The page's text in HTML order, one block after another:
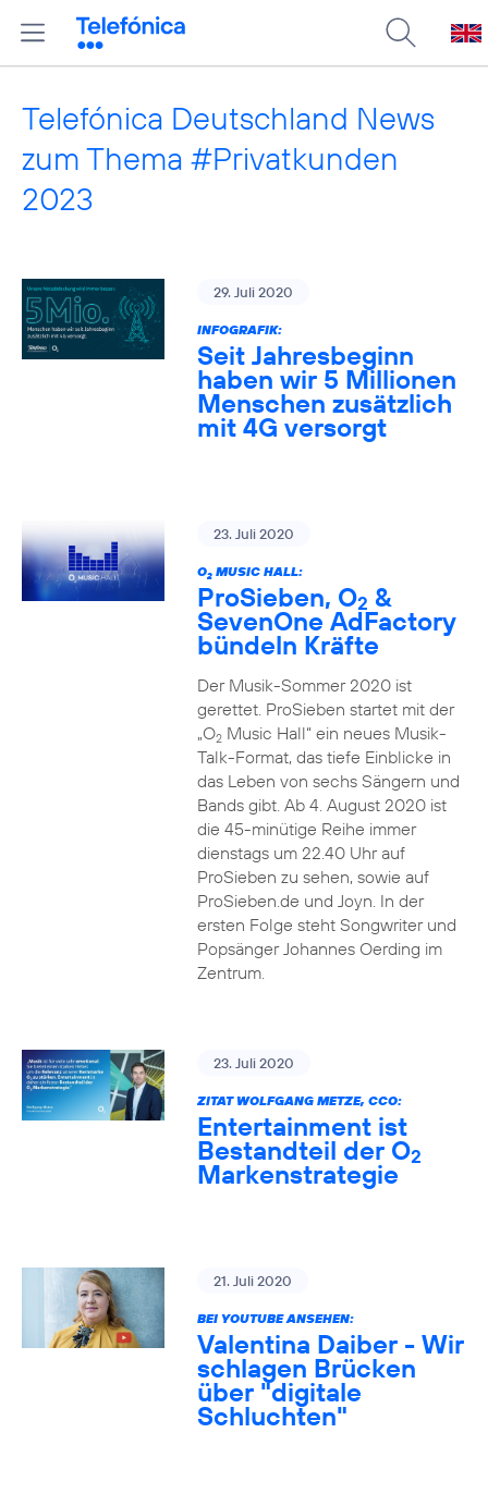
Telefónica Deutschland News
zum Thema #Privatkunden
2023
29. Juli 2020
INFOGRAFIK:
Seit Jahresbeginn
haben wir 5 Millionen
Menschen zusätzlich
mit 4G versorgt
23. Juli 2020
O2MUSIC HALL:
ProSieben, O2 &
SevenOne AdFactory
bündeln Kräfte
Der Musik-Sommer 2020 ist
gerettet. ProSieben startet mit der
„O2Music Hall“ ein neues Musik-
Talk-Format, das tiefe Einblicke in
das Leben von sechs Sängern und
Bands gibt. Ab 4. August 2020 ist
die 45-minütige Reihe immer
dienstags um 22.40 Uhr auf
ProSieben zu sehen, sowie auf
ProSieben.de und Joyn. In der
ersten Folge steht Songwriter und
Popsänger Johannes Oerding im
Zentrum.
23. Juli 2020
ZITAT WOLFGANG METZE, CCO:
Entertainment ist
Bestandteil der O2
Markenstrategie
21. Juli 2020
BEI YOUTUBE ANSEHEN:
Valentina Daiber - Wir
schlagen Brücken
über "digitale
Schluchten"